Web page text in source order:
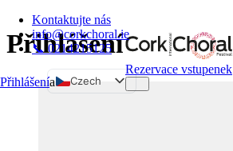
Kontaktujte nás
info@corkchoral.ie
📞 0214215125
Přihlášenía
Czech
Rezervace vstupenek
Přihlášení